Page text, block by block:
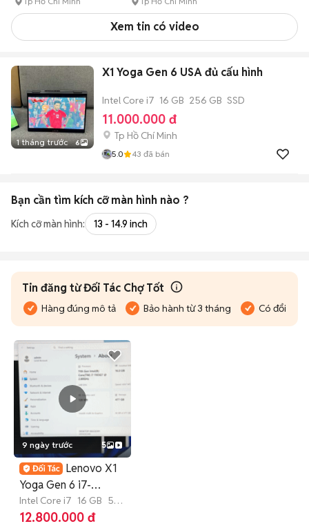
Xem tin có video
1 tháng trước 6
X1 Yoga Gen 6 USA đủ cấu hình
Intel Core i7 16 GB 256 GB SSD
11.000.000 đ
Tp Hồ Chí Minh
5.0 43 đã bán
Bạn cần tìm kích cỡ màn hình nào ?
Kích cỡ màn hình: 13 - 14.9 inch
Tin đăng từ Đối Tác Chợ Tốt
Hàng đúng mô tả Bảo hành từ 3 tháng Có đổi trả
9 ngày trước 5
Lenovo X1
Yoga Gen 6 i7-
1165G7/16GB/512GB
Intel Core i7 16 GB 512
GB SSD
12.800.000 đ